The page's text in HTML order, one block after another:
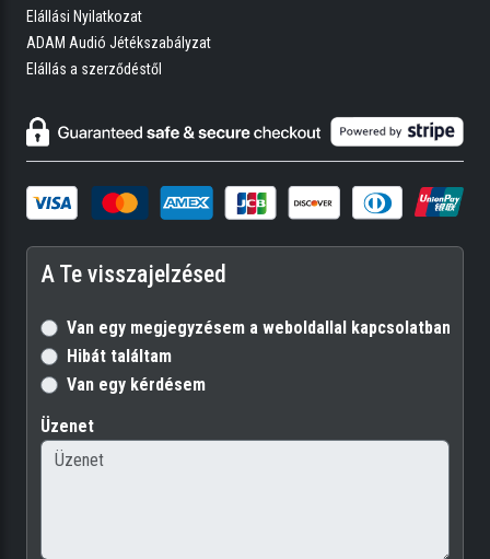
Elállási Nyilatkozat
ADAM Audió Jétékszabályzat
Elállás a szerződéstől
A Te visszajelzésed
Van egy megjegyzésem a weboldallal kapcsolatban
Hibát találtam
Van egy kérdésem
Üzenet